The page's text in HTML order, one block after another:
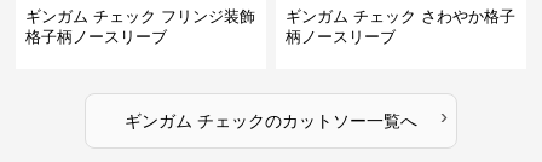
ギンガム チェック フリンジ装飾
格子柄ノースリーブ
ギンガム チェック さわやか格子
柄ノースリーブ
ギンガム チェックのカットソー一覧へ ›